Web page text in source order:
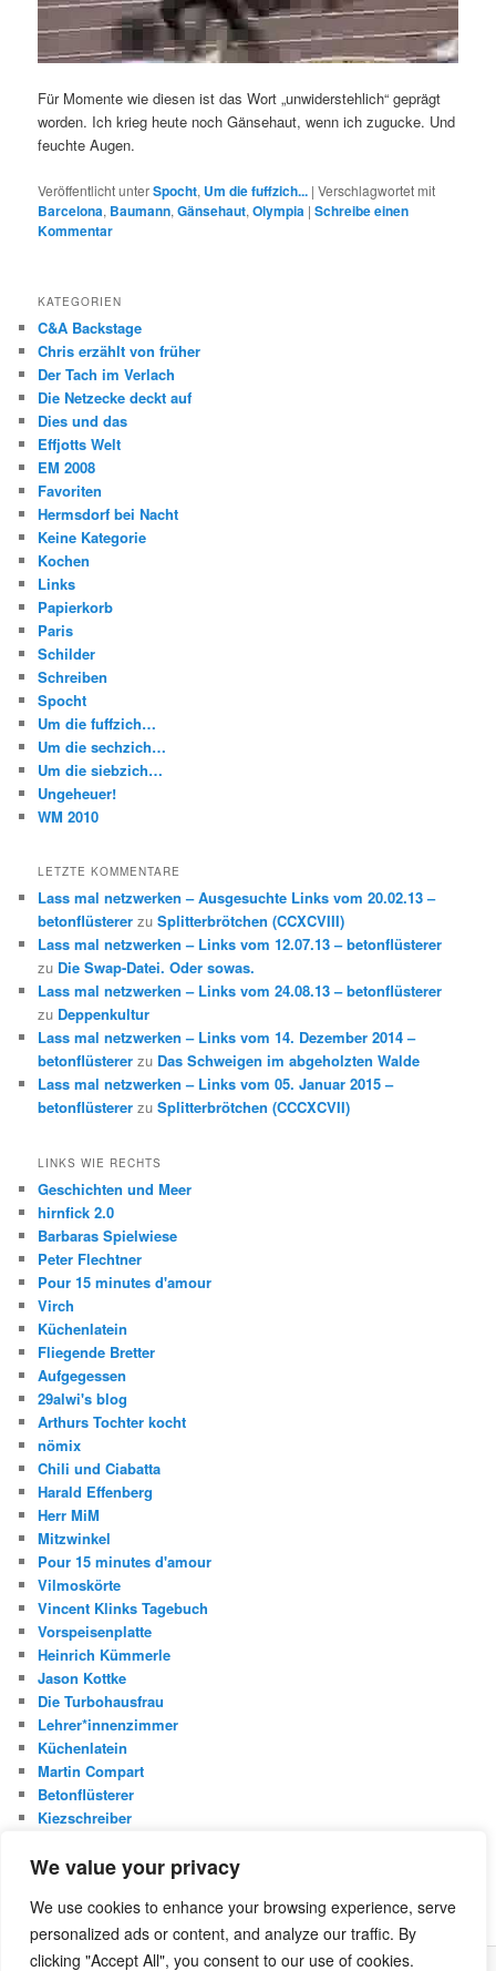
We value your privacy
We use cookies to enhance your browsing experience, serve
personalized ads or content, and analyze our traffic. By
clicking "Accept All", you consent to our use of cookies.
Für Momente wie diesen ist das Wort „unwiderstehlich“ geprägt
worden. Ich krieg heute noch Gänsehaut, wenn ich zugucke. Und
feuchte Augen.
Veröffentlicht unterSpocht, Um die fuffzich... |Verschlagwortet mit
Barcelona, Baumann,Gänsehaut,Olympia |Schreibe einen
Kommentar
KATEGORIEN
C&A Backstage
Chris erzählt von früher
Der Tach im Verlach
Die Netzecke deckt auf
Dies und das
Effjotts Welt
EM 2008
Favoriten
Hermsdorf bei Nacht
Keine Kategorie
Kochen
Links
Papierkorb
Paris
Schilder
Schreiben
Spocht
Um die fuffzich…
Um die sechzich…
Um die siebzich…
Ungeheuer!
WM 2010
LETZTE KOMMENTARE
Lass mal netzwerken – Ausgesuchte Links vom 20.02.13 –
betonflüsterer zuSplitterbrötchen (CCXCVIII)
Lass mal netzwerken – Links vom 12.07.13 – betonflüsterer
zu Die Swap-Datei. Oder sowas.
Lass mal netzwerken – Links vom 24.08.13 – betonflüsterer
zu Deppenkultur
Lass mal netzwerken – Links vom 14. Dezember 2014 –
betonflüsterer zu Das Schweigen im abgeholzten Walde
Lass mal netzwerken – Links vom 05. Januar 2015 –
betonflüsterer zuSplitterbrötchen (CCCXCVII)
LINKS WIE RECHTS
Geschichten und Meer
hirnfick 2.0
Barbaras Spielwiese
Peter Flechtner
Pour 15 minutes d'amour
Virch
Küchenlatein
Fliegende Bretter
Aufgegessen
29alwi's blog
Arthurs Tochter kocht
nömix
Chili und Ciabatta
Harald Effenberg
Herr MiM
Mitzwinkel
Pour 15 minutes d'amour
Vilmoskörte
Vincent Klinks Tagebuch
Vorspeisenplatte
Heinrich Kümmerle
Jason Kottke
Die Turbohausfrau
Lehrer*innenzimmer
Küchenlatein
Martin Compart
Betonflüsterer
Kiezschreiber
u
c
h